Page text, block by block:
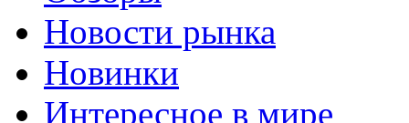
Новости рынка
Новинки
Интересное в мире